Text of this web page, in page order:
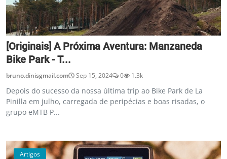
[Originais] A Próxima Aventura: Manzaneda
Bike Park - T...
bruno.dinisgmail.com Sep 15, 2024 0 1.3k
Depois do sucesso da nossa última trip ao Bike Park de La
Pinilla em julho, carregada de peripécias e boas risadas, o
grupo eMTB P...
Artigos